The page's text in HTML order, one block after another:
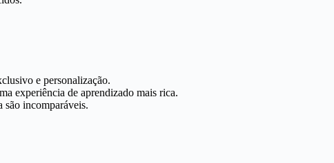
e personalização.
experiência de aprendizado mais rica.
são incomparáveis.